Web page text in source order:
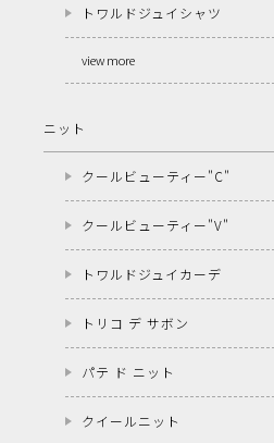
トワルドジュイシャツ
view more
ニット
クールビューティー"C"
クールビューティー"V"
トワルドジュイカーデ
トリコ デ サボン
パテ ド ニット
クイールニット